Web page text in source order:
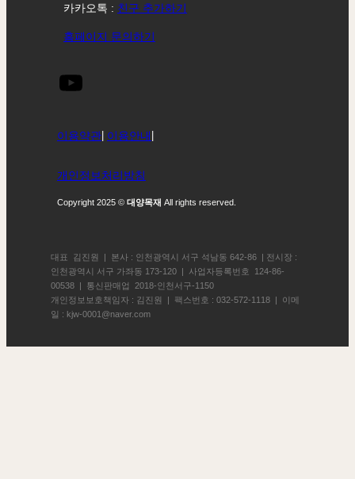
카카오톡 : 친구 추가하기
홈페이지 문의하기
이용약관| 이용안내 |
개인정보처리방침
Copyright 2025 © 대양목재 All rights reserved.
대표 김진원 | 본사 : 인천광역시 서구 석남동 642-86 | 전시장 :
인천광역시 서구 가좌동 173-120 | 사업자등록번호 124-86-
00538 | 통신판매업 2018-인천서구-1150
개인정보보호책임자 : 김진원 | 팩스번호 : 032-572-1118 | 이메
일 : kjw-0001@naver.com